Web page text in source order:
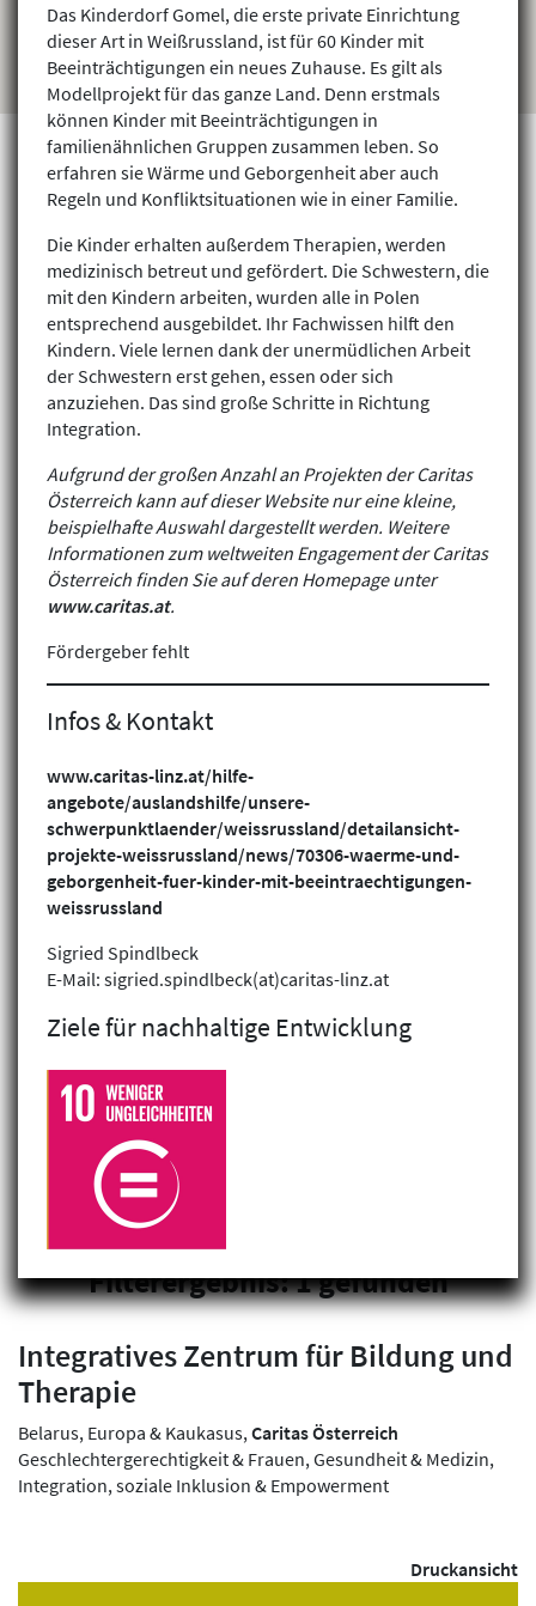
Projekte finden
Klimagerechtigkeit
Inklusion
Filterergebnis: 1 gefunden
Integratives Zentrum für Bildung und
Therapie
Belarus, Europa & Kaukasus, Caritas Österreich
Geschlechtergerechtigkeit & Frauen, Gesundheit & Medizin,
Integration, soziale Inklusion & Empowerment
Druckansicht
Das Kinderdorf Gomel, die erste private Einrichtung
dieser Art in Weißrussland, ist für 60 Kinder mit
Beeinträchtigungen ein neues Zuhause. Es gilt als
Modellprojekt für das ganze Land. Denn erstmals
können Kinder mit Beeinträchtigungen in
familienähnlichen Gruppen zusammen leben. So
erfahren sie Wärme und Geborgenheit aber auch
Regeln und Konfliktsituationen wie in einer Familie.
Die Kinder erhalten außerdem Therapien, werden
medizinisch betreut und gefördert. Die Schwestern, die
mit den Kindern arbeiten, wurden alle in Polen
entsprechend ausgebildet. Ihr Fachwissen hilft den
Kindern. Viele lernen dank der unermüdlichen Arbeit
der Schwestern erst gehen, essen oder sich
anzuziehen. Das sind große Schritte in Richtung
Integration.
Aufgrund der großen Anzahl an Projekten der Caritas
Österreich kann auf dieser Website nur eine kleine,
beispielhafte Auswahl dargestellt werden. Weitere
Informationen zum weltweiten Engagement der Caritas
Österreich finden Sie auf deren Homepage unter
www.caritas.at.
Fördergeber fehlt
Infos & Kontakt
www.caritas-linz.at/hilfe-
angebote/auslandshilfe/unsere-
schwerpunktlaender/weissrussland/detailansicht-
projekte-weissrussland/news/70306-waerme-und-
geborgenheit-fuer-kinder-mit-beeintraechtigungen-
weissrussland
Sigried Spindlbeck
E-Mail: sigried.spindlbeck(at)caritas-linz.at
Ziele für nachhaltige Entwicklung